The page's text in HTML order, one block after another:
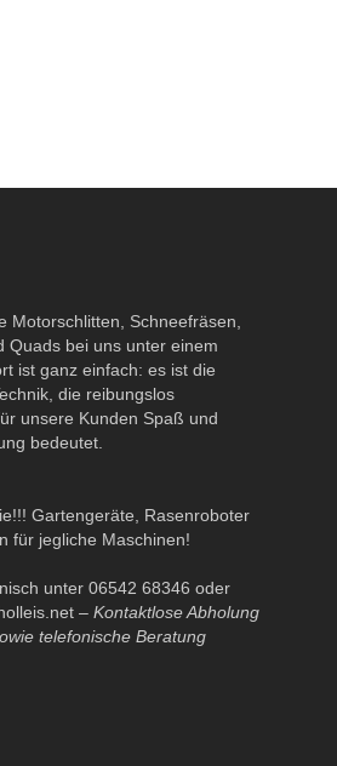
Motorschlitten, Schneefräsen,
Quads bei uns unter einem
ist ganz einfach: es ist die
die reibungslos
unsere Kunden Spaß und
bedeutet.
Gartengeräte, Rasenroboter
für jegliche Maschinen!
unter 06542 68346 oder
– Kontaktlose Abholung
telefonische Beratung